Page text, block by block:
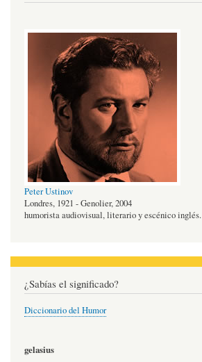
Peter Ustinov
Londres, 1921 - Genolier, 2004
humorista audiovisual, literario y escénico inglés.
¿Sabías el significado?
Diccionario del Humor
gelasius